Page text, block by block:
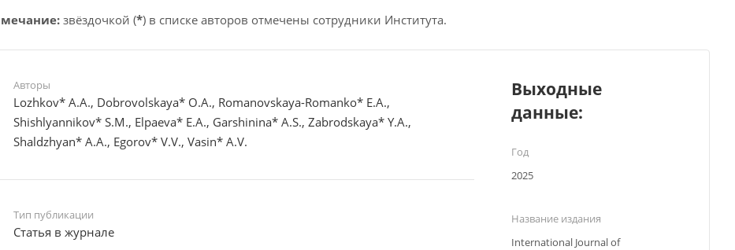
звёздочкой (*) в списке авторов отмечены сотрудники Института.
Авторы
Lozhkov* A.A., Dobrovolskaya* O.A., Romanovskaya-Romanko* E.A.,
Shishlyannikov* S.M., Elpaeva* E.A., Garshinina* A.S., Zabrodskaya* Y.A.,
Shaldzhyan* A.A., Egorov* V.V., Vasin* A.V.
Тип публикации
Cтатья в журнале
Выходные
данные:
Год
2025
Название издания
International Journal of